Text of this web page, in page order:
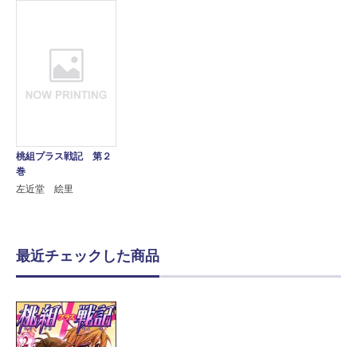
桃組プラス戦記 第２
巻
左近堂 絵里
最近チェックした商品